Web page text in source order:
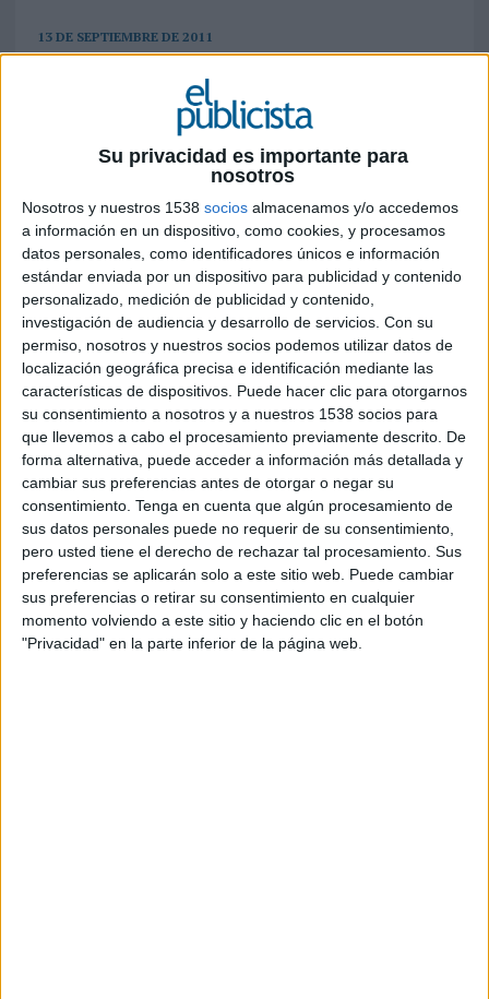
Su privacidad es importante para
nosotros
Nosotros y nuestros 1538 socios almacenamos y/o accedemos
a información en un dispositivo, como cookies, y procesamos
datos personales, como identificadores únicos e información
estándar enviada por un dispositivo para publicidad y contenido
personalizado, medición de publicidad y contenido,
investigación de audiencia y desarrollo de servicios. Con su
permiso, nosotros y nuestros socios podemos utilizar datos de
localización geográfica precisa e identificación mediante las
características de dispositivos. Puede hacer clic para otorgarnos
su consentimiento a nosotros y a nuestros 1538 socios para
que llevemos a cabo el procesamiento previamente descrito. De
forma alternativa, puede acceder a información más detallada y
cambiar sus preferencias antes de otorgar o negar su
consentimiento. Tenga en cuenta que algún procesamiento de
sus datos personales puede no requerir de su consentimiento,
pero usted tiene el derecho de rechazar tal procesamiento. Sus
preferencias se aplicarán solo a este sitio web. Puede cambiar
sus preferencias o retirar su consentimiento en cualquier
momento volviendo a este sitio y haciendo clic en el botón
"Privacidad" en la parte inferior de la página web.
13 DE SEPTIEMBRE DE 2011
Estudiantes y profesionales de todo el mundo
podrán disfrutar de su catálogo con un
descuento de un 25% con respecto a la edición
impresa.
profesionales de todo el mundo podrán disfrutar de su catálogo online con un
descuento de un 25% con respecto a la edición impresa. Entre los títulos que ya se
pueden adquirir en http://ebooks.pearson.es figuran las últimas novedades de
profesional: 'Neuromarketing' (de Roberto Álvarez del Blanco), 'Reinventar
servicios financieros' (de Reggy de Feniks) y 'Negociar para CON-seguir' (de
Mariana Segura y Mercedes Costa) así como de las novedades de Universidad:
'Química general' de Petrucci y 'Psicología, una introducción y Principios de
Marketing', de Philiph Kotler.
Pearson pone al alcance, la compra de ebooks a precios ventajosos con una
descarga inmediata de forma completamente segura (para proceder a la descarga
se necesita tener instalado en el equipo el software gratuito Adobe Digital Editors).
IMPRIMIR
TWEET